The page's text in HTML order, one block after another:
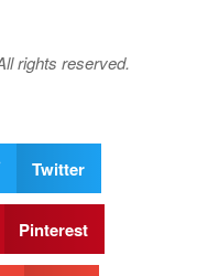
rights reserved.
Twitter
Pinterest